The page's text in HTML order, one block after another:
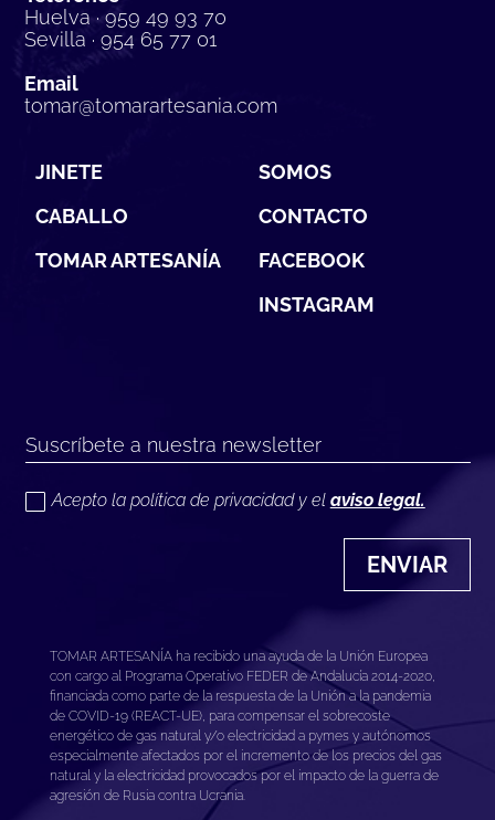
Huelva · 959 49 93 70
Sevilla · 954 65 77 01
Email
tomar@tomarartesania.com
JINETE
CABALLO
TOMAR ARTESANÍA
SOMOS
CONTACTO
FACEBOOK
INSTAGRAM
Acepto la política de privacidad y el aviso legal.
ENVIAR
TOMAR ARTESANÍA ha recibido una ayuda de la Unión Europea
con cargo al Programa Operativo FEDER de Andalucía 2014-2020,
financiada como parte de la respuesta de la Unión a la pandemia
de COVID-19 (REACT-UE), para compensar el sobrecoste
energético de gas natural y/o electricidad a pymes y autónomos
especialmente afectados por el incremento de los precios del gas
natural y la electricidad provocados por el impacto de la guerra de
agresión de Rusia contra Ucrania.